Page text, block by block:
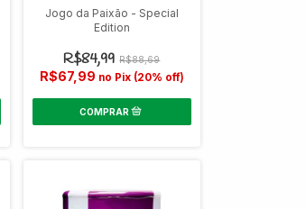
Jogo da Paixão - Special
Edition
R$84,99 R$88,69
R$67,99 no Pix (20% off)
COMPRAR